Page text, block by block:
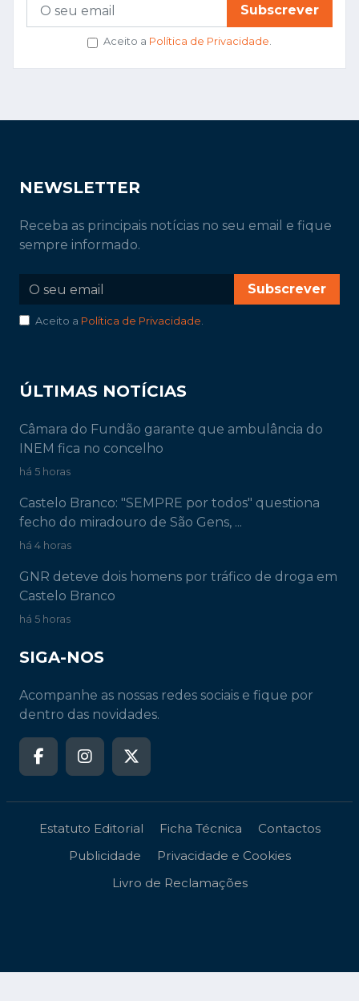
Subscrever
Aceito a Política de Privacidade.
NEWSLETTER
Receba as principais notícias no seu email e fique
sempre informado.
Subscrever
Aceito a Política de Privacidade.
ÚLTIMAS NOTÍCIAS
Câmara do Fundão garante que ambulância do
INEM fica no concelho
há 5 horas
Castelo Branco: "SEMPRE por todos" questiona
fecho do miradouro de São Gens, ...
há 4 horas
GNR deteve dois homens por tráfico de droga em
Castelo Branco
há 5 horas
SIGA-NOS
Acompanhe as nossas redes sociais e fique por
dentro das novidades.
Estatuto Editorial Ficha Técnica
Contactos
Publicidade
Privacidade e Cookies
Livro de Reclamações